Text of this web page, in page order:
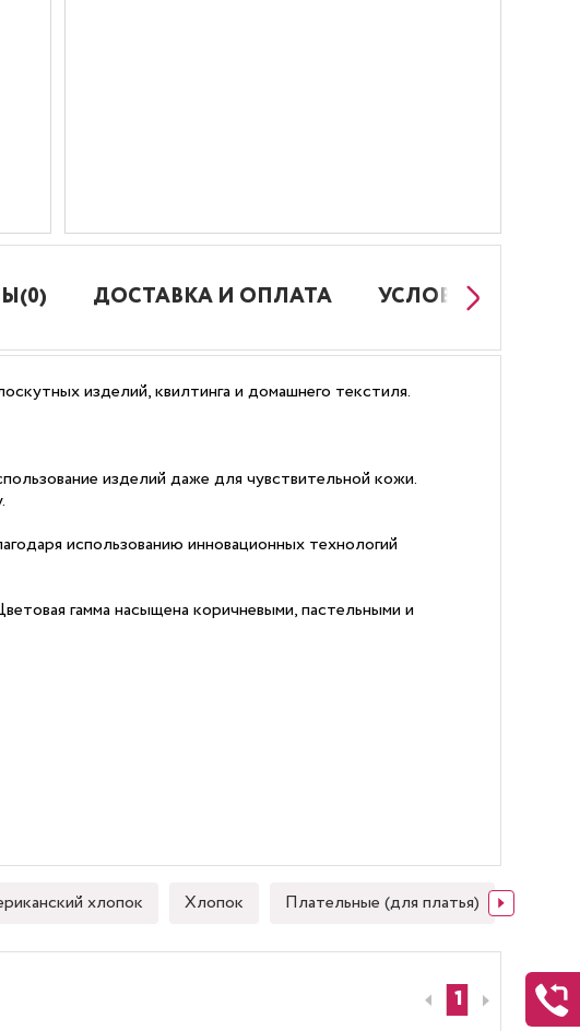
ДОСТАВКА И ОПЛАТА УСЛОВИЯ РАБОТЫ
изделий, квилтинга и домашнего текстиля.
изделий даже для чувствительной кожи.
использованию инновационных технологий
гамма насыщена коричневыми, пастельными и
хлопок Хлопок Плательные (для платья)
1